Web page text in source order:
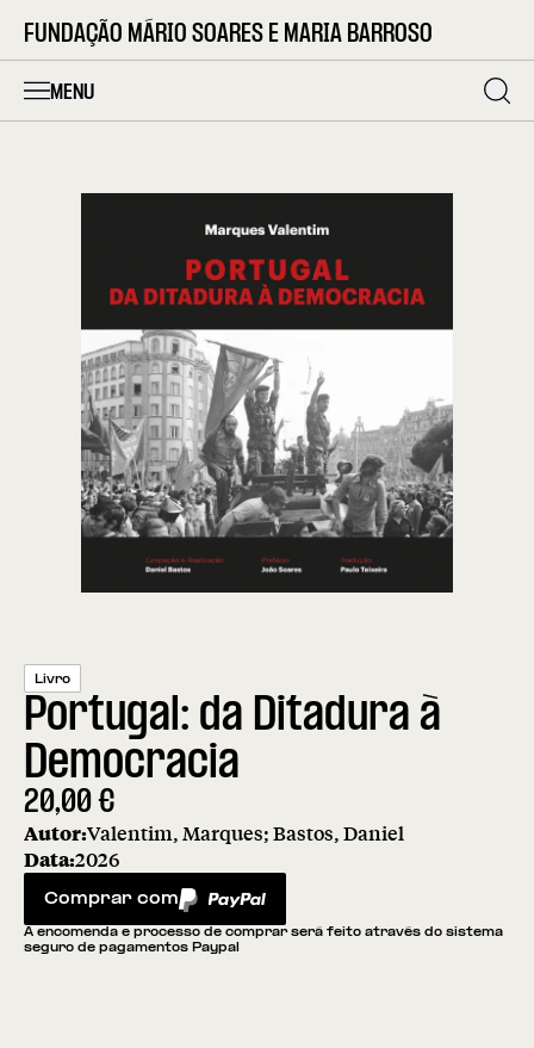
FUNDAÇÃO MÁRIO SOARES E MARIA BARROSO
MENU
Livro
Portugal: da Ditadura à
Democracia
20,00€
Autor:Valentim, Marques; Bastos, Daniel
Data:2026
Comprar com
PayPal
A encomenda e processo de comprar será feito através do sistema
seguro de pagamentos Paypal